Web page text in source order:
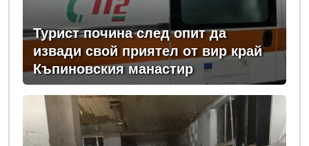
Турист почина след опит да
извади свой приятел от вир край
Къпиновския манастир